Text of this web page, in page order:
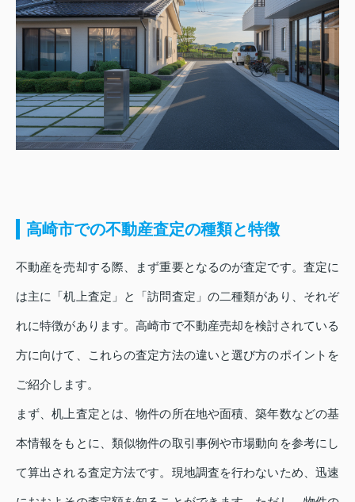
高崎市での不動産査定の種類と特徴
不動産を売却する際、まず重要となるのが査定です。査定に
は主に「机上査定」と「訪問査定」の二種類があり、それぞ
れに特徴があります。高崎市で不動産売却を検討されている
方に向けて、これらの査定方法の違いと選び方のポイントを
ご紹介します。
まず、机上査定とは、物件の所在地や面積、築年数などの基
本情報をもとに、類似物件の取引事例や市場動向を参考にし
て算出される査定方法です。現地調査を行わないため、迅速